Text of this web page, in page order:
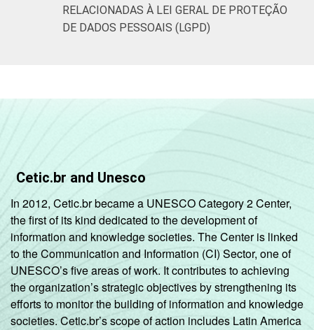
RELACIONADAS À LEI GERAL DE PROTEÇÃO
DE DADOS PESSOAIS (LGPD)
Cetic.br and Unesco
In 2012, Cetic.br became a UNESCO Category 2 Center,
the first of its kind dedicated to the development of
information and knowledge societies. The Center is linked
to the Communication and Information (CI) Sector, one of
UNESCO’s five areas of work. It contributes to achieving
the organization’s strategic objectives by strengthening its
efforts to monitor the building of information and knowledge
societies. Cetic.br’s scope of action includes Latin America